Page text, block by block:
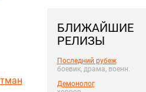
БЛИЖАЙШИЕ
РЕЛИЗЫ
Последний рубеж
боевик, драма, военн.
Демонолог